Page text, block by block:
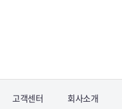
고객센터 회사소개